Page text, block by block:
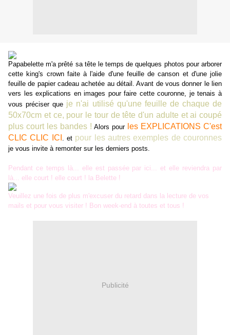
Papabelette m'a prêté sa tête le temps de quelques photos pour arborer
cette king's crown faite à l'aide d'une feuille de canson et d'une jolie
feuille de papier cadeau achetée au détail. Avant de vous donner le lien
vers les explications en images pour faire cette couronne, je tenais à
vous préciser que je n'ai utilisé qu'une feuille de chaque de
50x70cm et ce, pour le tour de tête d'un adulte et ai coupé
plus court les bandes ! Alors pour les EXPLICATIONS C'est
CLIC CLIC ICI . et pour les autres exemples de couronnes
je vous invite à remonter sur les derniers posts.
Pendant ce temps là... elle est passée par ici... et elle reviendra par
là... elle court ! elle court ! la Belette !
Veuillez une fois de plus m'excuser du retard dans la lecture de vos
mails et pour vous visiter ! Bon week-end à toutes et tous !
Publicité